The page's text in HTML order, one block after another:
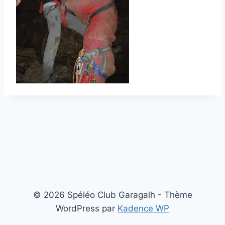
© 2026 Spéléo Club Garagalh - Thème
WordPress par Kadence WP